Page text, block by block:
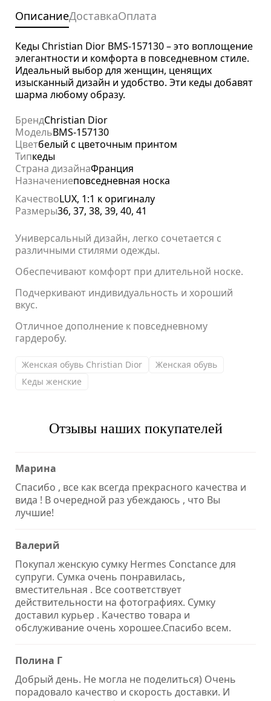
ОписаниеДоставкаОплата
Кеды Christian Dior BMS-157130 – это воплощение
элегантности и комфорта в повседневном стиле.
Идеальный выбор для женщин, ценящих
изысканный дизайн и удобство. Эти кеды добавят
шарма любому образу.
БрендChristian Dior
МодельBMS-157130
Цветбелый с цветочным принтом
Типкеды
Страна дизайнаФранция
Назначениеповседневная носка
КачествоLUX, 1:1 к оригиналу
Размеры36, 37, 38, 39, 40, 41
Универсальный дизайн, легко сочетается с
различными стилями одежды.
Обеспечивают комфорт при длительной носке.
Подчеркивают индивидуальность и хороший
вкус.
Отличное дополнение к повседневному
гардеробу.
Женская обувь Christian Dior
Женская обувь
Кеды женские
Отзывы наших покупателей
Марина
Спасибо , все как всегда прекрасного качества и
вида ! В очередной раз убеждаюсь , что Вы
лучшие!
Валерий
Покупал женскую сумку Hermes Conctance для
супруги. Сумка очень понравилась,
вместительная . Все соответствует
действительности на фотографиях. Сумку
доставил курьер . Качество товара и
обслуживание очень хорошее.Спасибо всем.
Полина Г
Добрый день. Не могла не поделиться) Очень
порадовало качество и скорость доставки. И